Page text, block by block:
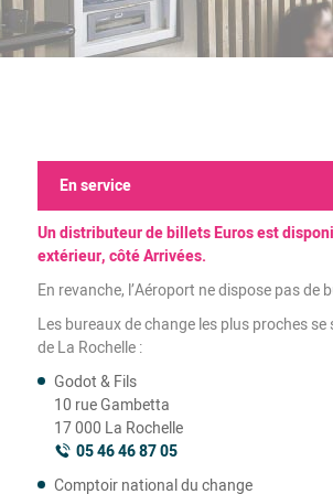
En service
Un distributeur de billets Euros est
extérieur, côté Arrivées.
En revanche, l’Aéroport ne dispose pas de
Les bureaux de change les plus proches
de La Rochelle :
Godot & Fils
10 rue Gambetta
17 000 La Rochelle
05 46 46 87 05
Comptoir national du change